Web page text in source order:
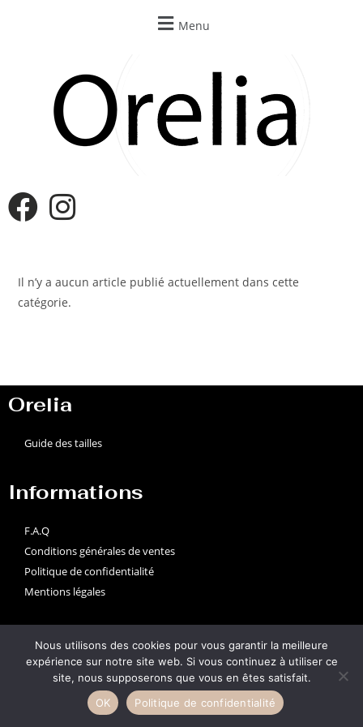
Menu
Il n’y a aucun article publié actuellement dans cette
catégorie.
Orelia
Guide des tailles
Informations
F.A.Q
Conditions générales de ventes
Politique de confidentialité
Mentions légales
Suivez-nous
Nous utilisons des cookies pour vous garantir la meilleure
expérience sur notre site web. Si vous continuez à utiliser ce
site, nous supposerons que vous en êtes satisfait.
OK
Politique de confidentialité